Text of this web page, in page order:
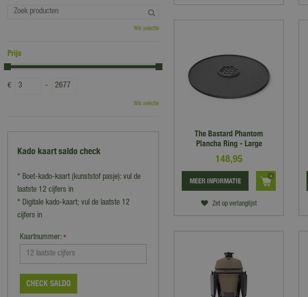
The Bastard Phantom
Plancha Ring - Large
148,95
Zet op verlanglijst
MEER INFORMATIE
Wis selectie
Prijs
€ -
Wis selectie
Kado kaart saldo check
* Boet-kado-kaart (kunststof pasje): vul de
laatste 12 cijfers in
* Digitale kado-kaart; vul de laatste 12
cijfers in
Kaartnummer: *
CHECK SALDO